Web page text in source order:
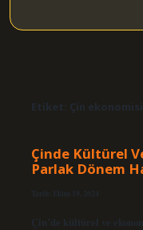
Etiket: Çin
Çinde Kültürel
Parlak Dönem
Tarih: Ekim 19, 2024
Çin’de kültürel ve